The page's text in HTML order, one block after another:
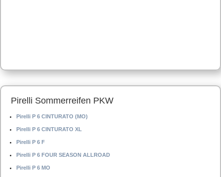
Pirelli Sommerreifen PKW
Pirelli P 6 CINTURATO (MO)
Pirelli P 6 CINTURATO XL
Pirelli P 6 F
Pirelli P 6 FOUR SEASON ALLROAD
Pirelli P 6 MO